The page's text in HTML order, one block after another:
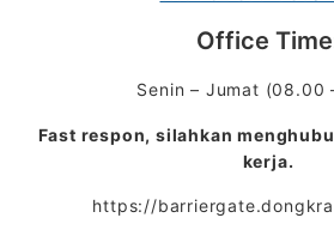
Office
Senin – Jumat (08.00
Fast respon, silahkan
kerja.
https://